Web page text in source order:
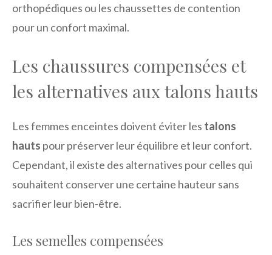
orthopédiques ou les chaussettes de contention
pour un confort maximal.
Les chaussures compensées et
les alternatives aux talons hauts
Les femmes enceintes doivent éviter les talons
hauts pour préserver leur équilibre et leur confort.
Cependant, il existe des alternatives pour celles qui
souhaitent conserver une certaine hauteur sans
sacrifier leur bien-être.
Les semelles compensées